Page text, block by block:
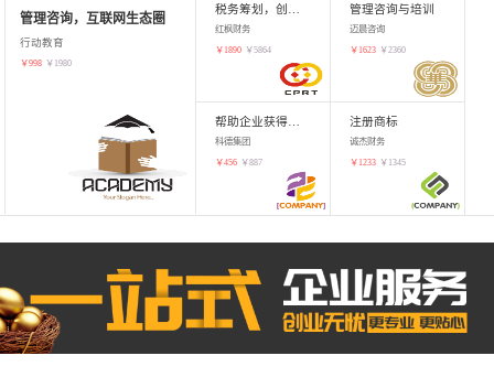
管理咨询，互联网生态圈
行动教育
￥998 ￥ 1980
红枫财务
￥ 1890 ￥5864
管理咨询与培训
迈晨咨询
￥ 1623 ￥2360
科德集团
￥456 ￥887
注册商标
诚杰财务
￥ 1233 ￥ 1345